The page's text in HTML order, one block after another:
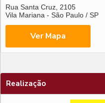
Rua Santa Cruz, 2105
Vila Mariana - São Paulo / SP
Realização